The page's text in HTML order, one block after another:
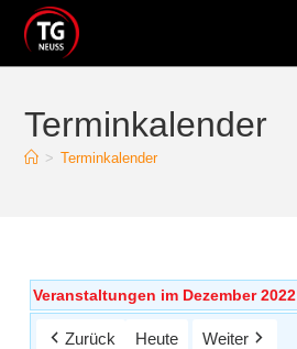
Terminkalender
> Terminkalender
Veranstaltungen im Dezember 2022
Zurück Heute Weiter